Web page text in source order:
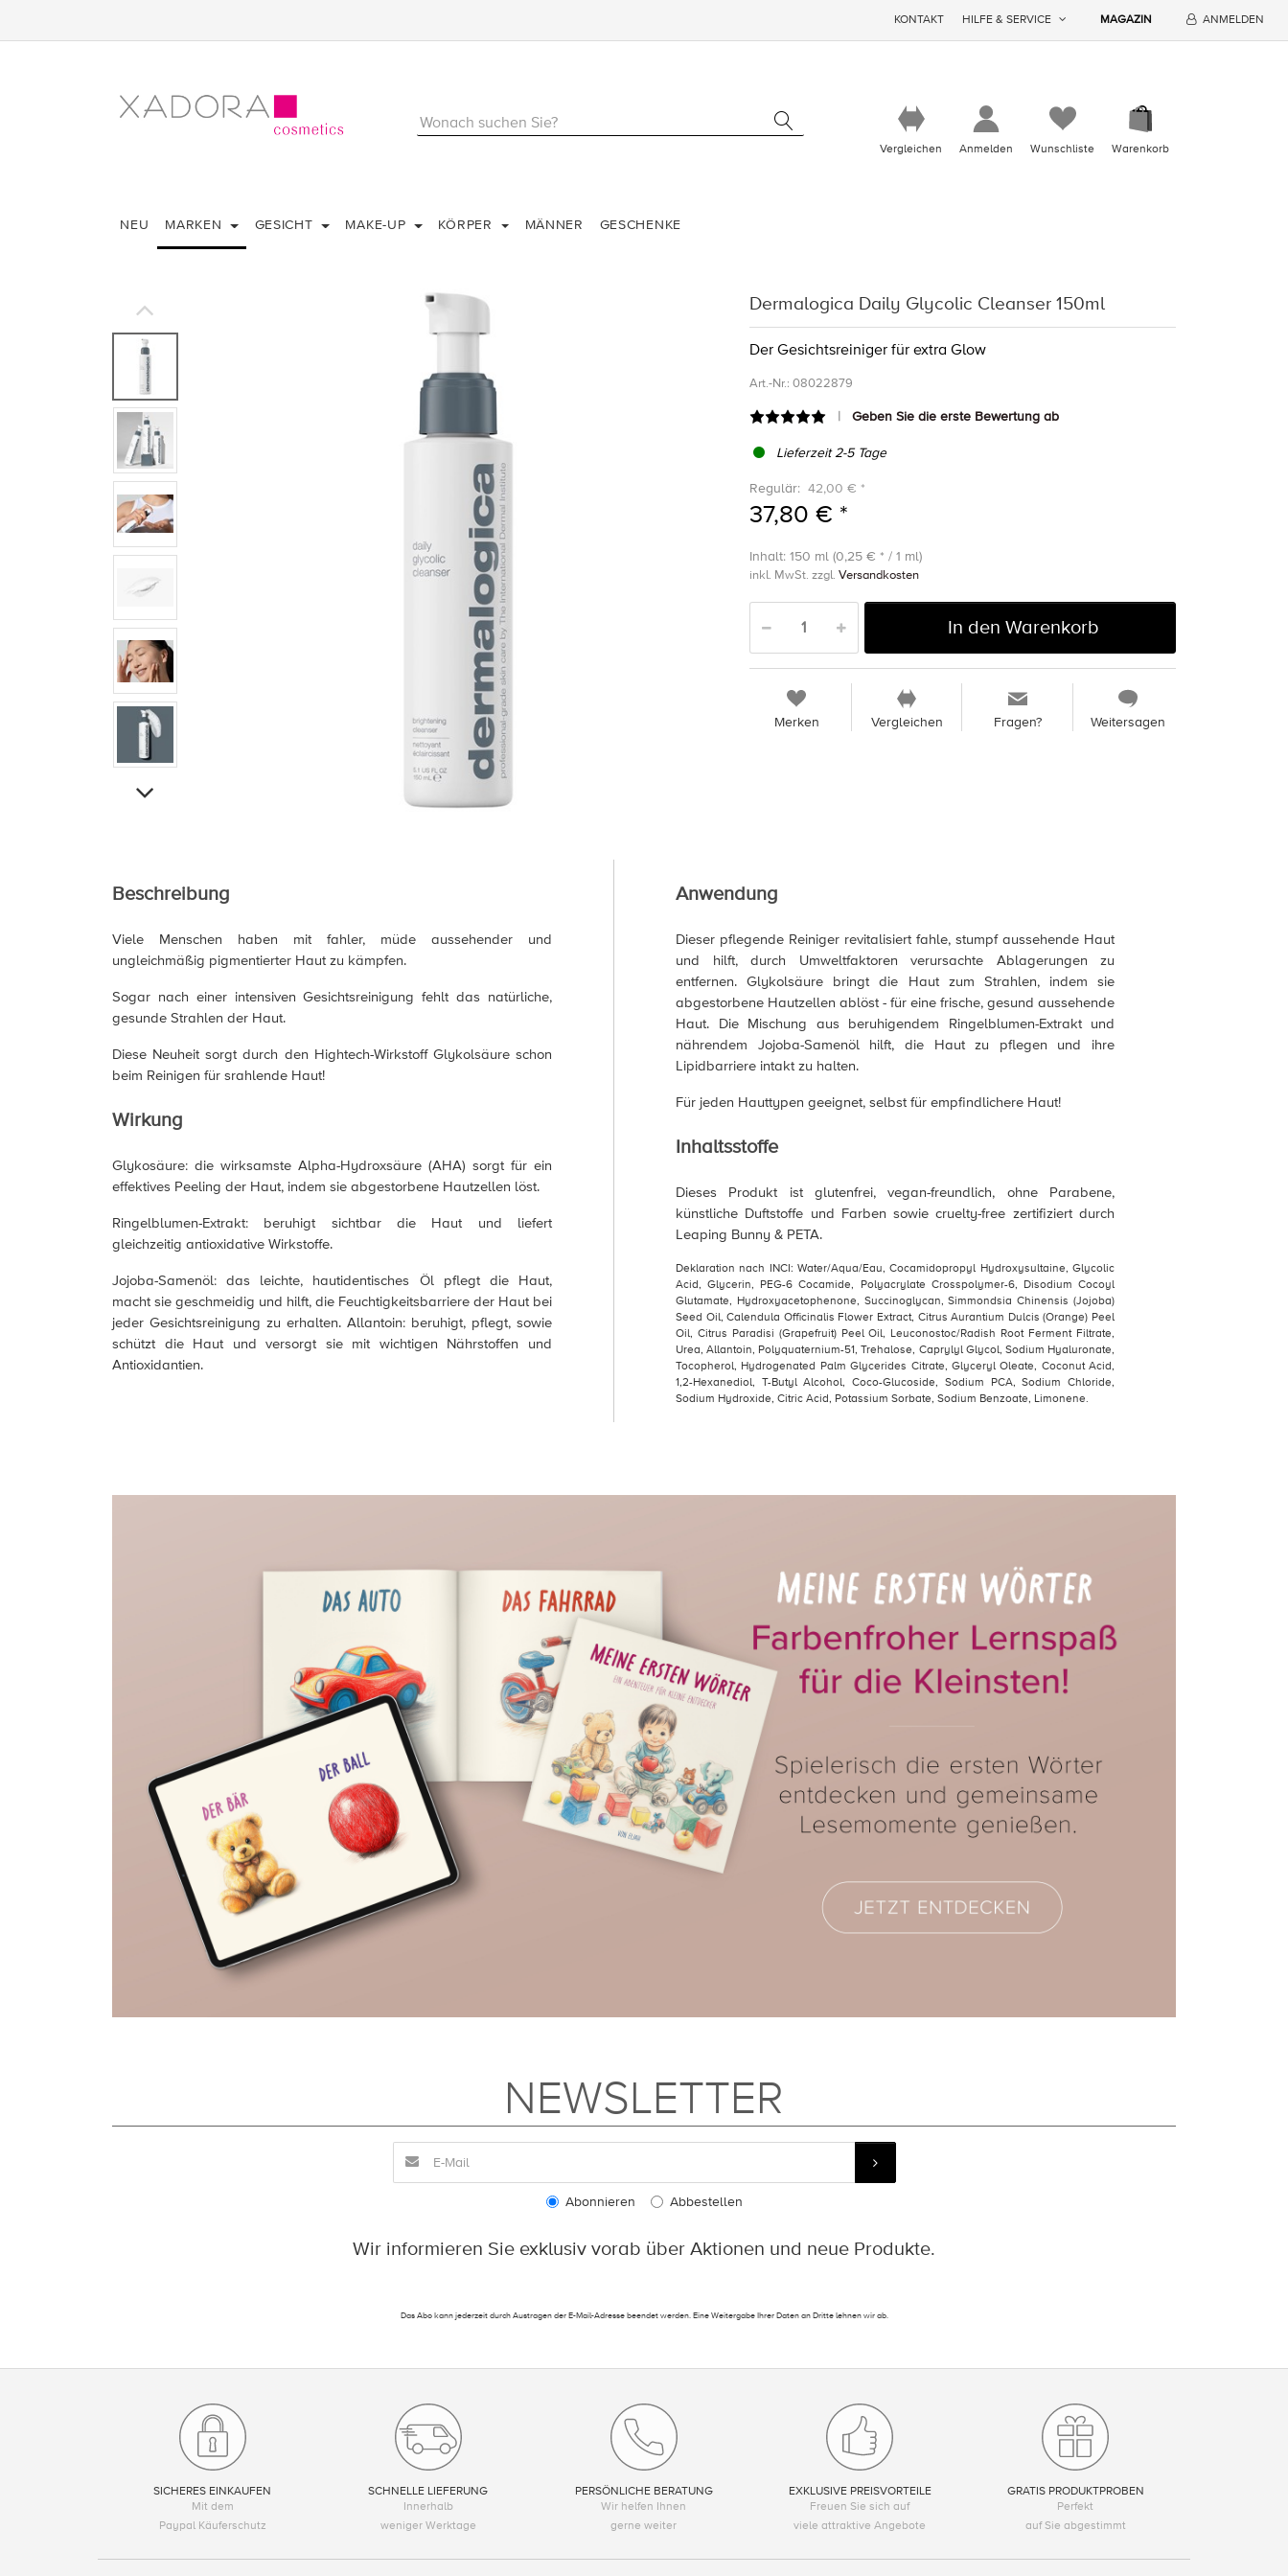
KONTAKT HILFE & SERVICE MAGAZIN ANMELDEN
Vergleichen Anmelden Wunschliste Warenkorb
NEU MARKEN GESICHT MAKE-UP KÖRPER MÄNNER GESCHENKE
Dermalogica Daily Glycolic Cleanser 150ml
Der Gesichtsreiniger für extra Glow
Art.-Nr.: 08022879
Geben Sie die erste Bewertung ab
Lieferzeit 2-5 Tage
Regulär: 42,00 € *
37,80 € *
Inhalt: 150 ml (0,25 € * / 1 ml)
inkl. MwSt. zzgl. Versandkosten
In den Warenkorb
Merken Vergleichen Fragen? Weitersagen
Beschreibung
Viele Menschen haben mit fahler, müde aussehender und
ungleichmäßig pigmentierter Haut zu kämpfen.
Sogar nach einer intensiven Gesichtsreinigung fehlt das natürliche,
gesunde Strahlen der Haut.
Diese Neuheit sorgt durch den Hightech-Wirkstoff Glykolsäure schon
beim Reinigen für srahlende Haut!
Wirkung
Glykosäure: die wirksamste Alpha-Hydroxsäure (AHA) sorgt für ein
effektives Peeling der Haut, indem sie abgestorbene Hautzellen löst.
Ringelblumen-Extrakt: beruhigt sichtbar die Haut und liefert
gleichzeitig antioxidative Wirkstoffe.
Jojoba-Samenöl: das leichte, hautidentisches Öl pflegt die Haut,
macht sie geschmeidig und hilft, die Feuchtigkeitsbarriere der Haut bei
jeder Gesichtsreinigung zu erhalten. Allantoin: beruhigt, pflegt, sowie
schützt die Haut und versorgt sie mit wichtigen Nährstoffen und
Antioxidantien.
Anwendung
Dieser pflegende Reiniger revitalisiert fahle, stumpf aussehende Haut
und hilft, durch Umweltfaktoren verursachte Ablagerungen zu
entfernen. Glykolsäure bringt die Haut zum Strahlen, indem sie
abgestorbene Hautzellen ablöst - für eine frische, gesund aussehende
Haut. Die Mischung aus beruhigendem Ringelblumen-Extrakt und
nährendem Jojoba-Samenöl hilft, die Haut zu pflegen und ihre
Lipidbarriere intakt zu halten.
Für jeden Hauttypen geeignet, selbst für empfindlichere Haut!
Inhaltsstoffe
Dieses Produkt ist glutenfrei, vegan-freundlich, ohne Parabene,
künstliche Duftstoffe und Farben sowie cruelty-free zertifiziert durch
Leaping Bunny & PETA.
Deklaration nach INCI: Water/Aqua/Eau, Cocamidopropyl Hydroxysultaine, Glycolic
Acid, Glycerin, PEG-6 Cocamide, Polyacrylate Crosspolymer-6, Disodium Cocoyl
Glutamate, Hydroxyacetophenone, Succinoglycan, Simmondsia Chinensis (Jojoba)
Seed Oil, Calendula Officinalis Flower Extract, Citrus Aurantium Dulcis (Orange) Peel
Oil, Citrus Paradisi (Grapefruit) Peel Oil, Leuconostoc/Radish Root Ferment Filtrate,
Urea, Allantoin, Polyquaternium-51, Trehalose, Caprylyl Glycol, Sodium Hyaluronate,
Tocopherol, Hydrogenated Palm Glycerides Citrate, Glyceryl Oleate, Coconut Acid,
1,2-Hexanediol, T-Butyl Alcohol, Coco-Glucoside, Sodium PCA, Sodium Chloride,
Sodium Hydroxide, Citric Acid, Potassium Sorbate, Sodium Benzoate, Limonene.
NEWSLETTER
Abonnieren Abbestellen
Wir informieren Sie exklusiv vorab über Aktionen und neue Produkte.
Das Abo kann jederzeit durch Austragen der E-Mail-Adresse beendet werden. Eine Weitergabe Ihrer Daten an Dritte lehnen wir ab.
SICHERES EINKAUFEN
Mit dem
Paypal Käuferschutz
SCHNELLE LIEFERUNG
Innerhalb
weniger Werktage
PERSÖNLICHE BERATUNG
Wir helfen Ihnen
gerne weiter
EXKLUSIVE PREISVORTEILE
Freuen Sie sich auf
viele attraktive Angebote
GRATIS PRODUKTPROBEN
Perfekt
auf Sie abgestimmt